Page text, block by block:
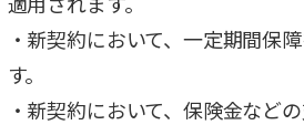
・新契約において、一定期間保
す。
・新契約において、保険金など